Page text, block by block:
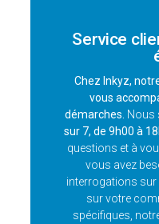
Service
Chez Inkyz,
vous
démarches. Nous
sur 7, de 9h00 à
questions et à
vous avez
interrogations
sur votre
spécifiques,